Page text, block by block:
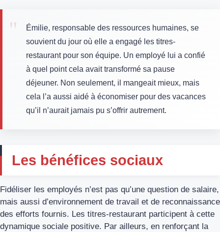
Émilie, responsable des ressources humaines, se
souvient du jour où elle a engagé les titres-
restaurant pour son équipe. Un employé lui a confié
à quel point cela avait transformé sa pause
déjeuner. Non seulement, il mangeait mieux, mais
cela l’a aussi aidé à économiser pour des vacances
qu’il n’aurait jamais pu s’offrir autrement.
Les bénéfices sociaux
Fidéliser les employés n’est pas qu’une question de salaire,
mais aussi d’environnement de travail et de reconnaissance
des efforts fournis. Les titres-restaurant participent à cette
dynamique sociale positive. Par ailleurs, en renforçant la